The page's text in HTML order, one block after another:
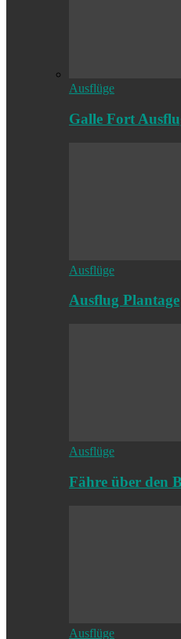
Ausflüge
Galle Fort
Ausflüge
Ausflug Plantage
Ausflüge
Fähre über den
Ausflüge